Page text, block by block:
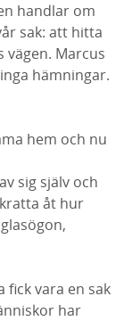
handlar om
sak: att hitta
vägen. Marcus
hämningar.
hem och nu
sig själv och
åt hur
fick vara en sak
har